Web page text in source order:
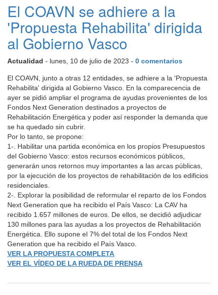
El COAVN se adhiere a la
'Propuesta Rehabilita' dirigida
al Gobierno Vasco
Actualidad - lunes, 10 de julio de 2023 - 0 comentarios
El COAVN, junto a otras 12 entidades, se adhiere a la 'Propuesta
Rehabilita' dirigida al Gobierno Vasco. En la comparecencia de
ayer se pidió ampliar el programa de ayudas provenientes de los
Fondos Next Generation destinados a proyectos de
Rehabilitación Energética y poder así responder la demanda que
se ha quedado sin cubrir.
Por lo tanto, se propone:
1-. Habilitar una partida económica en los propios Presupuestos
del Gobierno Vasco: estos recursos económicos públicos,
generarán unos retornos muy importantes a las arcas públicas,
por la ejecución de los proyectos de rehabilitación de los edificios
residenciales.
2-. Explorar la posibilidad de reformular el reparto de los Fondos
Next Generation que ha recibido el País Vasco: La CAV ha
recibido 1.657 millones de euros. De ellos, se decidió adjudicar
130 millones para las ayudas a los proyectos de Rehabilitación
Energética. Ello supone el 7% del total de los Fondos Next
Generation que ha recibido el País Vasco.
VER LA PROPUESTA COMPLETA
VER EL VÍDEO DE LA RUEDA DE PRENSA